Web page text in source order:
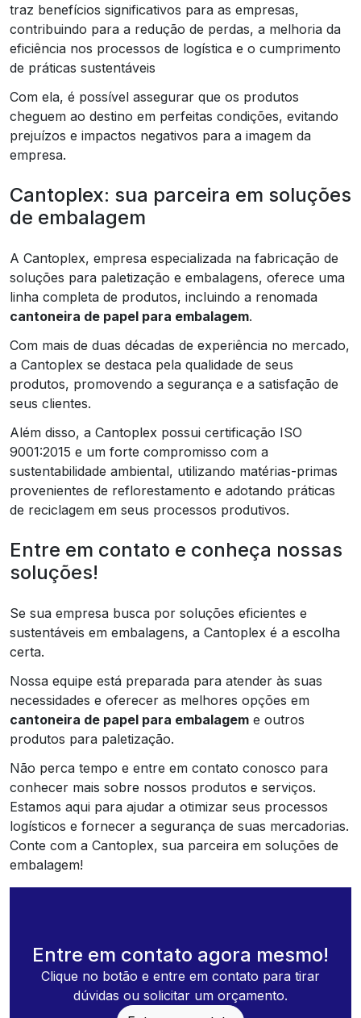
traz benefícios significativos para as empresas,
contribuindo para a redução de perdas, a melhoria da
eficiência nos processos de logística e o cumprimento
de práticas sustentáveis
Com ela, é possível assegurar que os produtos
cheguem ao destino em perfeitas condições, evitando
prejuízos e impactos negativos para a imagem da
empresa.
Cantoplex: sua parceira em soluções
de embalagem
A Cantoplex, empresa especializada na fabricação de
soluções para paletização e embalagens, oferece uma
linha completa de produtos, incluindo a renomada
cantoneira de papel para embalagem.
Com mais de duas décadas de experiência no mercado,
a Cantoplex se destaca pela qualidade de seus
produtos, promovendo a segurança e a satisfação de
seus clientes.
Além disso, a Cantoplex possui certificação ISO
9001:2015 e um forte compromisso com a
sustentabilidade ambiental, utilizando matérias-primas
provenientes de reflorestamento e adotando práticas
de reciclagem em seus processos produtivos.
Entre em contato e conheça nossas
soluções!
Se sua empresa busca por soluções eficientes e
sustentáveis em embalagens, a Cantoplex é a escolha
certa.
Nossa equipe está preparada para atender às suas
necessidades e oferecer as melhores opções em
cantoneira de papel para embalagem e outros
produtos para paletização.
Não perca tempo e entre em contato conosco para
conhecer mais sobre nossos produtos e serviços.
Estamos aqui para ajudar a otimizar seus processos
logísticos e fornecer a segurança de suas mercadorias.
Conte com a Cantoplex, sua parceira em soluções de
embalagem!
Entre em contato agora mesmo!
Clique no botão e entre em contato para tirar
dúvidas ou solicitar um orçamento.